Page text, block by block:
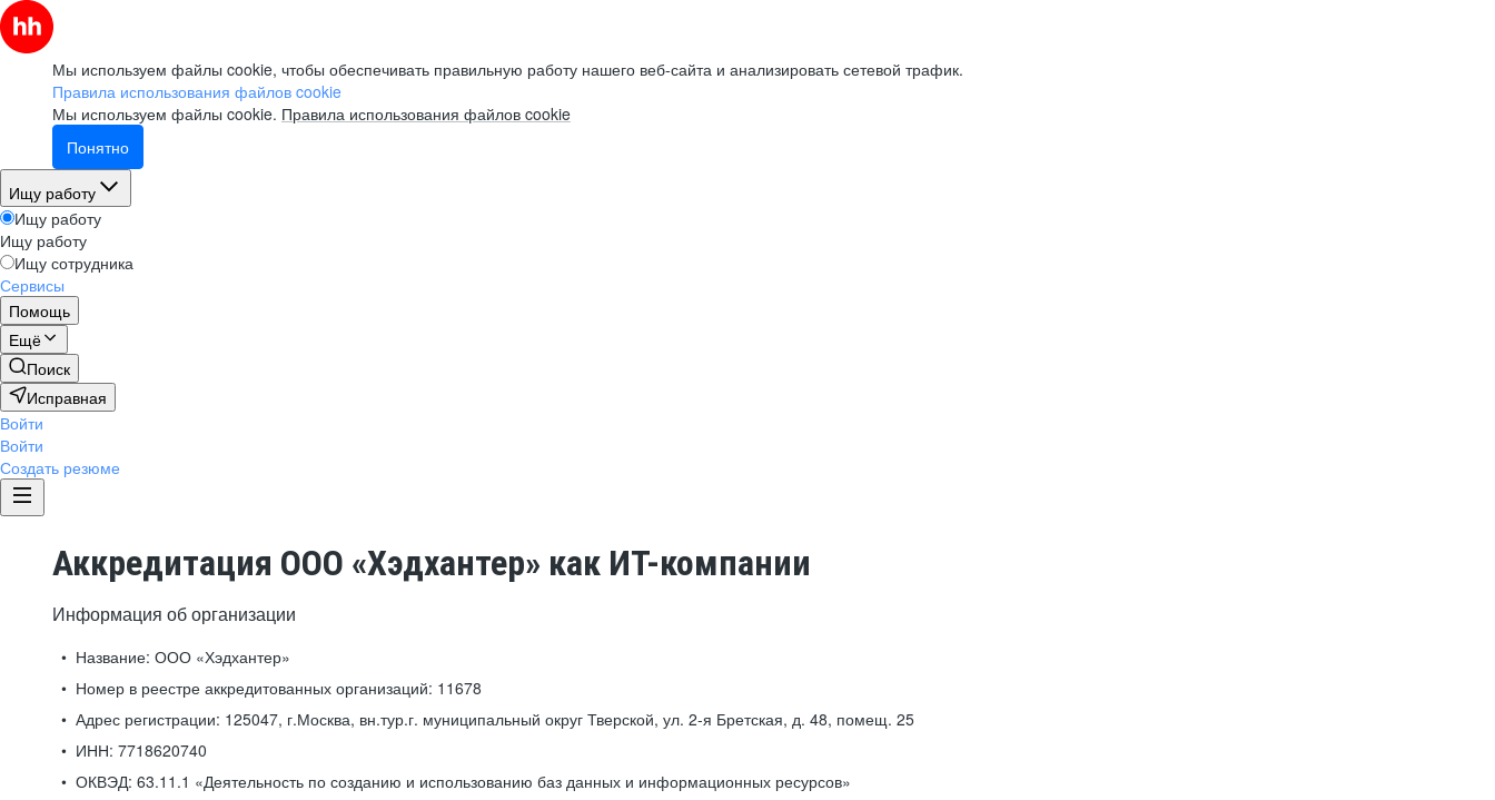
Мы используем файлы cookie, чтобы обеспечивать правильную работу нашего веб-сайта и анализировать сетевой трафик.
Правила использования файлов cookie
Мы используем файлы cookie. Правила использования файлов cookie
Понятно
Ищу работу
Ищу работу
Ищу работу
Ищу сотрудника
Сервисы
Помощь
Ещё
Поиск
Исправная
Войти
Войти
Создать резюме
Аккредитация ООО «Хэдхантер» как ИТ-компании
Информация об организации
Название: ООО «Хэдхантер»
Номер в реестре аккредитованных организаций: 11678
Адрес регистрации: 125047, г.Москва, вн.тур.г. муниципальный округ Тверской, ул. 2-я Бретская, д. 48, помещ. 25
ИНН: 7718620740
ОКВЭД: 63.11.1 «Деятельность по созданию и использованию баз данных и информационных ресурсов»